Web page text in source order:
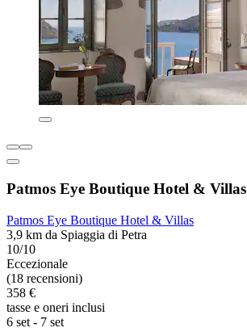
Patmos Eye Boutique Hotel & Villas
Patmos Eye Boutique Hotel & Villas
3,9 km da Spiaggia di Petra
10/10
Eccezionale
(18 recensioni)
358 €
tasse e oneri inclusi
6 set - 7 set